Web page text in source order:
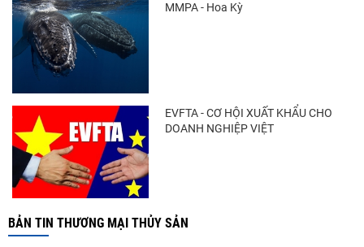
Còn chưa đầy 3 tuần đến Vietfish 2026: Sẵn
MMPA - Hoa Kỳ
EVFTA - CƠ HỘI XUẤT KHẨU CHO
DOANH NGHIỆP VIỆT
BẢN TIN THƯƠNG MẠI THỦY SẢN